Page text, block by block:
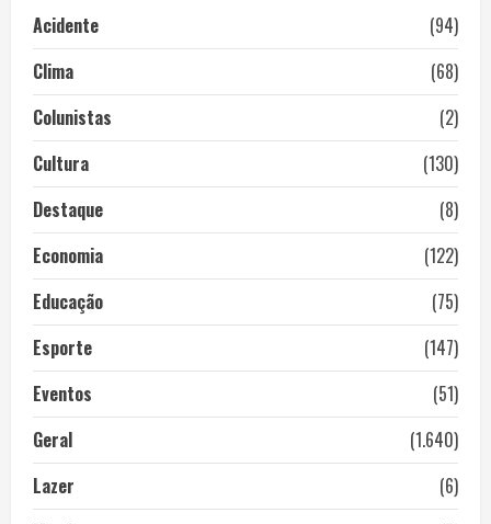
Acidente
(94)
Clima
(68)
Colunistas
(2)
Cultura
(130)
Destaque
(8)
Economia
(122)
Educação
(75)
Esporte
(147)
Eventos
(51)
Geral
(1.640)
Lazer
(6)